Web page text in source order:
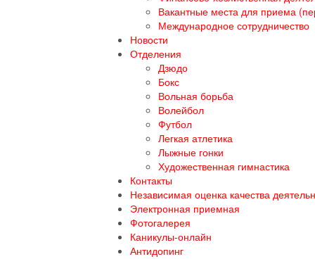
Вакантные места для приема
Международное сотрудничество
Новости
Отделения
Дзюдо
Бокс
Вольная борьба
Волейбол
Футбол
Легкая атлетика
Лыжные гонки
Художественная гимнастика
Контакты
Независимая оценка качества
Электронная приемная
Фотогалерея
Каникулы-онлайн
Антидопинг